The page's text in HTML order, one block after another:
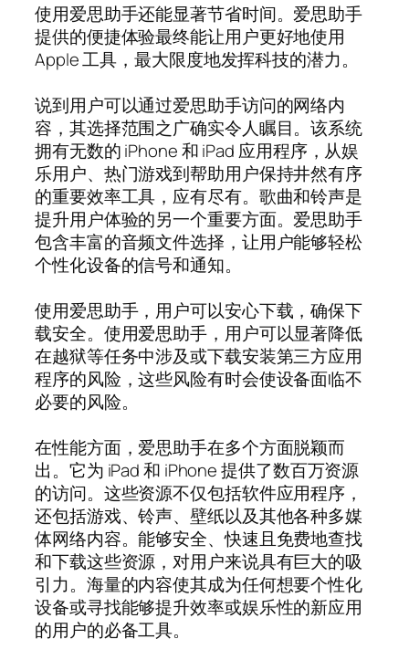
使用爱思助手还能显著节省时间。爱思助手
提供的便捷体验最终能让用户更好地使用
Apple 工具，最大限度地发挥科技的潜力。
说到用户可以通过爱思助手访问的网络内
容，其选择范围之广确实令人瞩目。该系统
拥有无数的 iPhone 和 iPad 应用程序，从娱
乐用户、热门游戏到帮助用户保持井然有序
的重要效率工具，应有尽有。歌曲和铃声是
提升用户体验的另一个重要方面。爱思助手
包含丰富的音频文件选择，让用户能够轻松
个性化设备的信号和通知。
使用爱思助手，用户可以安心下载，确保下
载安全。使用爱思助手，用户可以显著降低
在越狱等任务中涉及或下载安装第三方应用
程序的风险，这些风险有时会使设备面临不
必要的风险。
在性能方面，爱思助手在多个方面脱颖而
出。它为 iPad 和 iPhone 提供了数百万资源
的访问。这些资源不仅包括软件应用程序，
还包括游戏、铃声、壁纸以及其他各种多媒
体网络内容。能够安全、快速且免费地查找
和下载这些资源，对用户来说具有巨大的吸
引力。海量的内容使其成为任何想要个性化
设备或寻找能够提升效率或娱乐性的新应用
的用户的必备工具。